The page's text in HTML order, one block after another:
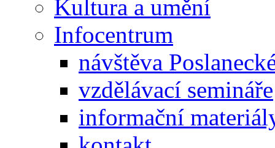
Kultura a umění
Infocentrum
návštěva
vzdělávací semináře
informační